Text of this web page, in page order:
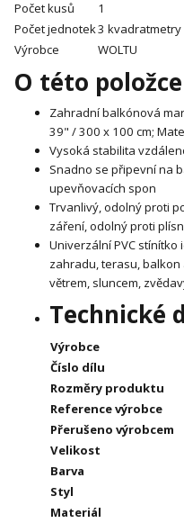
Počet kusů
1
Počet jednotek3 kvadratmetry
Výrobce
WOLTU
O této položce
Zahradní balkónová
39" / 300 x 100 cm;
Vysoká stabilita
Snadno se připevní na
upevňovacích spon
Trvanlivý, odolný proti
záření, odolný proti
Univerzální PVC
zahradu, terasu,
větrem, sluncem,
Technické
Výrobce
Číslo dílu
Rozměry produktu
Reference výrobce
Přerušeno výrobcem
Velikost
Barva
Styl
Materiál